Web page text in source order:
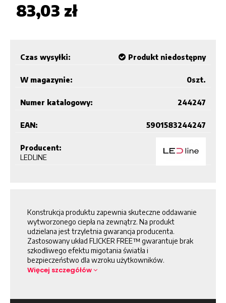
83,03 zł
Czas wysyłki: Produkt niedostępny
W magazynie: szt.
0
Numer katalogowy: 244247
EAN: 5901583244247
Producent:
LEDLINE
Konstrukcja produktu zapewnia skuteczne oddawanie
wytworzonego ciepła na zewnątrz. Na produkt
udzielana jest trzyletnia gwarancja producenta.
Zastosowany układ FLICKER FREE™ gwarantuje brak
szkodliwego efektu migotania światła i
bezpieczeństwo dla wzroku użytkowników.
Więcej szczegółów